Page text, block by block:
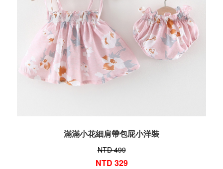
滿滿小花細肩帶包屁小洋裝
NTD 499
NTD 329